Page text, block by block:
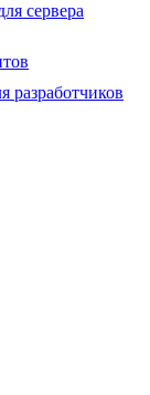
сервера
разработчиков